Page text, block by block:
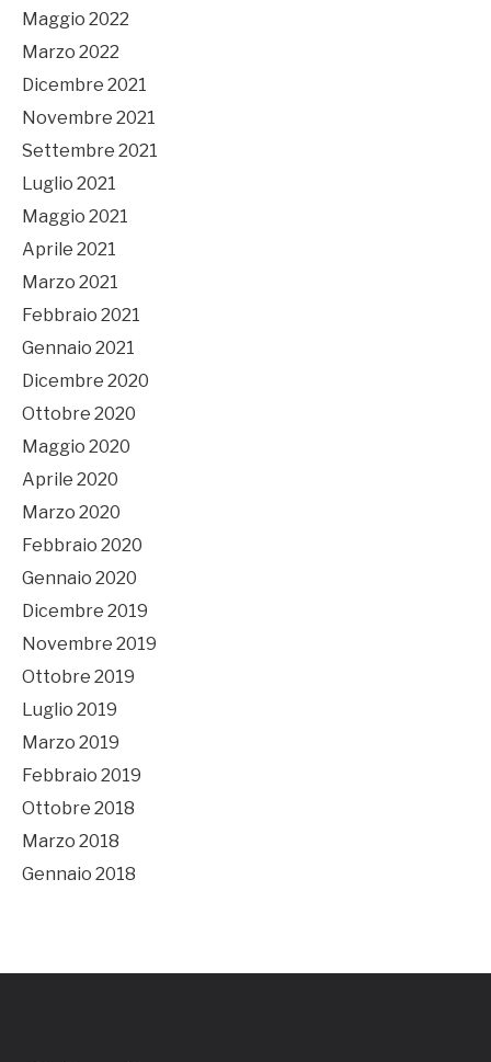
Maggio 2022
Marzo 2022
Dicembre 2021
Novembre 2021
Settembre 2021
Luglio 2021
Maggio 2021
Aprile 2021
Marzo 2021
Febbraio 2021
Gennaio 2021
Dicembre 2020
Ottobre 2020
Maggio 2020
Aprile 2020
Marzo 2020
Febbraio 2020
Gennaio 2020
Dicembre 2019
Novembre 2019
Ottobre 2019
Luglio 2019
Marzo 2019
Febbraio 2019
Ottobre 2018
Marzo 2018
Gennaio 2018